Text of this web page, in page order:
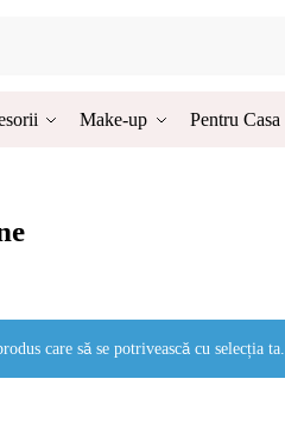
Make-up Pentru Casa
care să se potrivească cu selecția ta.